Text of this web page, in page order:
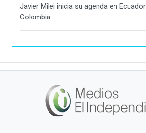
Javier Milei inicia su agenda en
Colombia